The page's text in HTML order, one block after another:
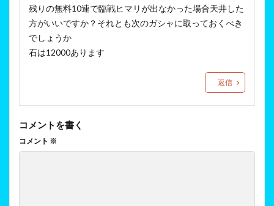
残りの無料10連で臨戦ヒマリが出なかった場合天井した
方がいいですか？それとも次のガシャに取っておくべき
でしょうか
石は12000あります
返信
コメントを書く
コメント ※